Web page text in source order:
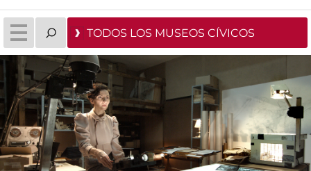
TODOS LOS MUSEOS CÍVICOS